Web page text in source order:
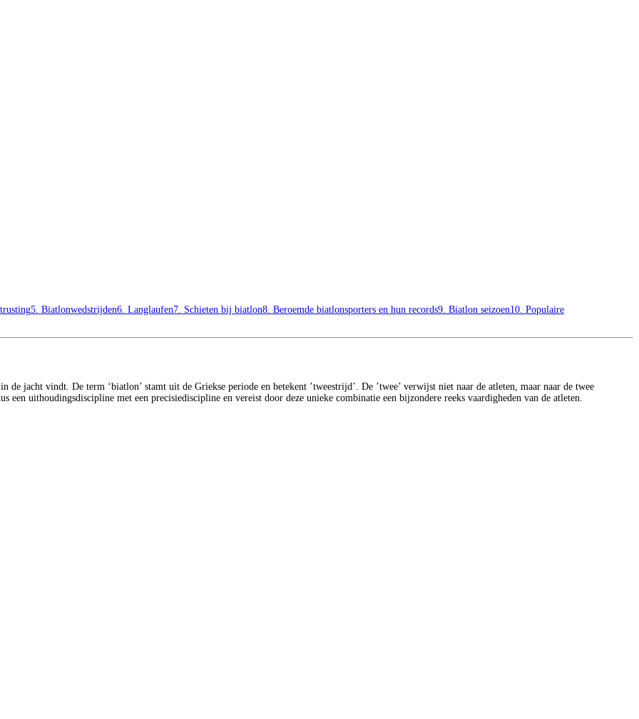
5. Biatlonwedstrijden6. Langlaufen7. Schieten bij biatlon8. Beroemde biatlonsporters en hun records9. Biatlon seizoen10. Populaire
jacht vindt. De term ‘biatlon’ stamt uit de Griekse periode en betekent ’tweestrijd’. De ’twee’ verwijst niet naar de atleten, maar naar de twee
een uithoudingsdiscipline met een precisiediscipline en vereist door deze unieke combinatie een bijzondere reeks vaardigheden van de atleten.